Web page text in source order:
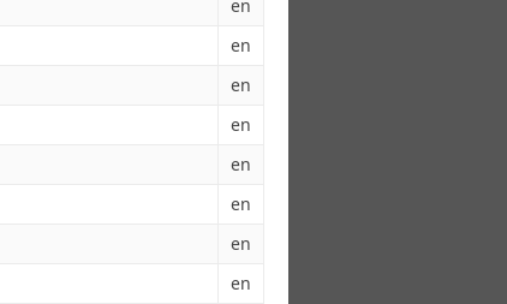
en
en
en
en
en
en
en
en